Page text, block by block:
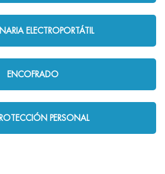
ELECTROPORTÁTIL
ENCOFRADO
PERSONAL